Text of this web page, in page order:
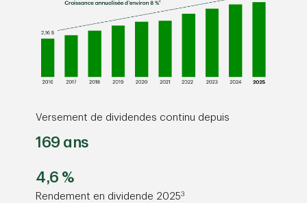
Versement de dividendes continu depuis
169 ans
4,6 %
Rendement en dividende 20253